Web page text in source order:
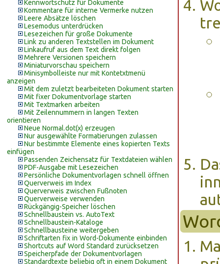
Kennwortschutz für Dokumente
Kommentare für interne Vermerke nutzen
Leere Absätze löschen
Lesemodus unterdrücken
Lesezeichen für große Dokumente
Link zu anderen Textstellen im Dokument
Linkaufruf aus dem Text direkt folgen
Mehrere Versionen speichern
Miniaturvorschau speichern
Minisymbolleiste nur mit Kontetxtmenü
anzeigen
Mit dem zuletzt bearbeiteten Dokument starten
Mit fixer Dokumentvorlage starten
Mit Textmarken arbeiten
Mit Zeilennummern in langen Texten
orientieren
Neue Normal.dot(x) erzeugen
Nur ausgewählte Formatierungen zulassen
Nur bestimmte Elemente eines kopierten Texts
einfügen
Passenden Zeichensatz für Textdateien wählen
PDF-Ausgabe mit Lesezeichen
Persönliche Dokumentvorlagen schnell öffnen
Querverweis im Index
Querverweis zwischen Fußnoten
Querverweise verwenden
Rückgängig-Speicher löschen
Schnellbaustein vs. AutoText
Schnellbaustein-Kataloge
Schnellbausteine weitergeben
Schriftarten fix in Word-Dokumente einbinden
Shortcuts auf Word Standard zurücksetzen
Speicherpfade der Dokumentvorlagen
Standardtexte beliebig oft in einem Dokument